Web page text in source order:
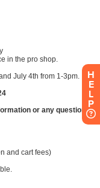
H
E
L
P